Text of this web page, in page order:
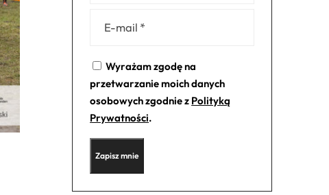
Wyrażam zgodę na
przetwarzanie moich danych
osobowych zgodnie z Polityką
Prywatności.